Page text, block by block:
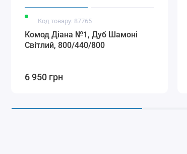
Код товару: 87765
Комод Діана №1, Дуб Шамоні
Світлий, 800/440/800
6 950 грн